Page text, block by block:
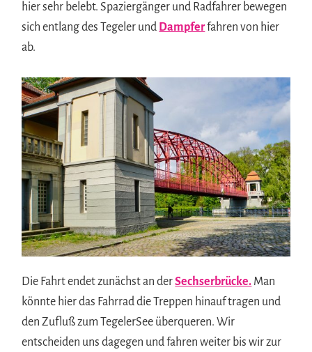
hier sehr belebt. Spaziergänger und Radfahrer bewegen
sich entlang des Tegeler und Dampferfahren von hier
ab.
Die Fahrt endet zunächst an derSechserbrücke. Man
könnte hier das Fahrrad die Treppen hinauf tragen und
den Zufluß zum TegelerSee überqueren. Wir
entscheiden uns dagegen und fahren weiter bis wir zur